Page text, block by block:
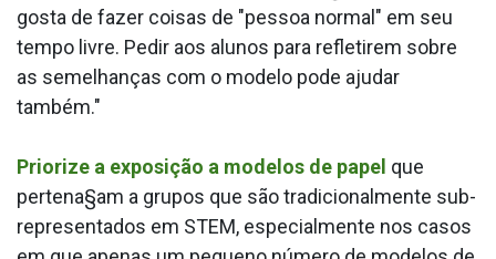
gosta de fazer coisas de "pessoa normal" em seu
tempo livre. Pedir aos alunos para refletirem sobre
as semelhanças com o modelo pode ajudar
também."
Priorize a exposição a modelos de papel que
pertena§am a grupos que são tradicionalmente sub-
representados em STEM, especialmente nos casos